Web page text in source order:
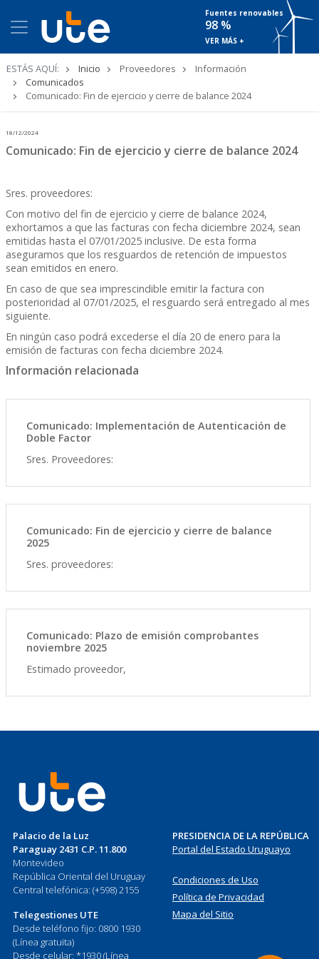
Fuentes renovables
98 %
VER MÁS +
ESTÁS AQUÍ: Inicio Proveedores
Información
Comunicados
Comunicado: Fin de ejercicio y cierre de balance 2024
18/12/2024
Comunicado: Fin de ejercicio y cierre de balance 2024
Sres. proveedores:
Con motivo del fin de ejercicio y cierre de balance 2024,
exhortamos a que las facturas con fecha diciembre 2024, sean
emitidas hasta el 07/01/2025 inclusive. De esta forma
aseguramos que los resguardos de retención de impuestos
sean emitidos en enero.
En caso de que sea imprescindible emitir la factura con
posterioridad al 07/01/2025, el resguardo será entregado al mes
siguiente.
En ningún caso podrá excederse el día 20 de enero para la
emisión de facturas con fecha diciembre 2024.
Información relacionada
Comunicado: Implementación de Autenticación de
Doble Factor
Sres. Proveedores:
Comunicado: Fin de ejercicio y cierre de balance
2025
Sres. proveedores:
Comunicado: Plazo de emisión comprobantes
noviembre 2025
Estimado proveedor,
Palacio de la Luz
Paraguay 2431 C.P. 11.800
Montevideo
República Oriental del Uruguay
Central telefónica: (+598) 2155
Telegestiones UTE
Desde teléfono fijo: 0800 1930
(Línea gratuita)
Desde celular: *1930 (Línea
PRESIDENCIA DE LA REPÚBLICA
Portal del Estado Uruguayo
Condiciones de Uso
Política de Privacidad
Mapa del Sitio